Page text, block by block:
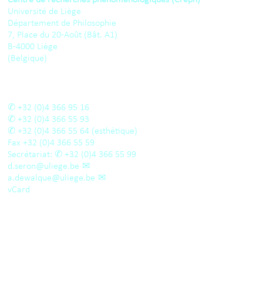
Université de Liège
Département de Philosophie
7, Place du 20-Août (Bât. A1)
B-4000 Liège
(Belgique)
+32 (0)4 366 95 16
+32 (0)4 366 55 93
+32 (0)4 366 55 64 (esthétique)
Fax +32 (0)4 366 55 59
Secrétariat:
+32 (0)4 366 55 99
d.seron@uliege.be
a.dewalque@uliege.be
vCard